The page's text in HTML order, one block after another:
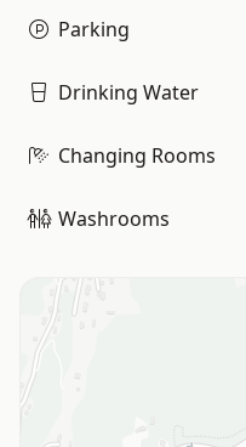
Parking
Drinking Water
Changing Rooms
Washrooms